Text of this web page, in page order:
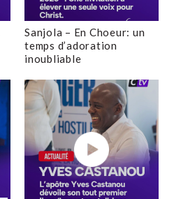
Sanjola – En Choeur: un
temps d’adoration
inoubliable